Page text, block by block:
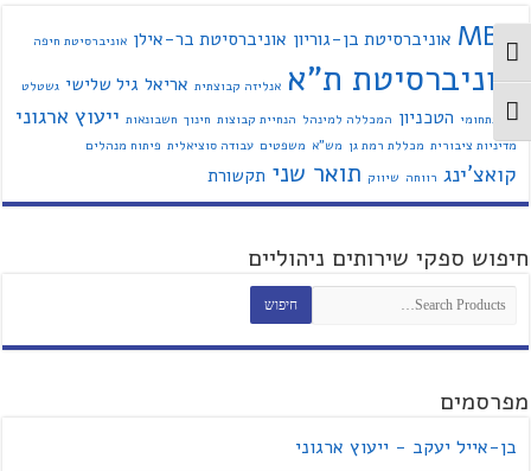
מתג ניגודיות גבוהה
מתג גודל גופן
MBA אוניברסיטת בן-גוריון אוניברסיטת בר-אילן אוניברסיטת חיפה
אוניברסיטת ת"א אנליזה קבוצתית אריאל גיל שלישי גשטלט
הבינתחומי הטכניון המכללה למינהל הנחיית קבוצות חינוך חשבונאות ייעוץ ארגוני
מדיניות ציבורית מכללת רמת גן מש"א משפטים עבודה סוציאלית פיתוח מנהלים
קואצ'ינג רווחה שיווק תואר שני תקשורת
חיפוש ספקי שירותים ניהוליים
מפרסמים
בן-אייל יעקב - ייעוץ ארגוני